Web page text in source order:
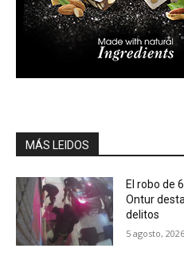
MÁS LEIDOS
El robo de
Ontur
delitos
5 agosto, 2026